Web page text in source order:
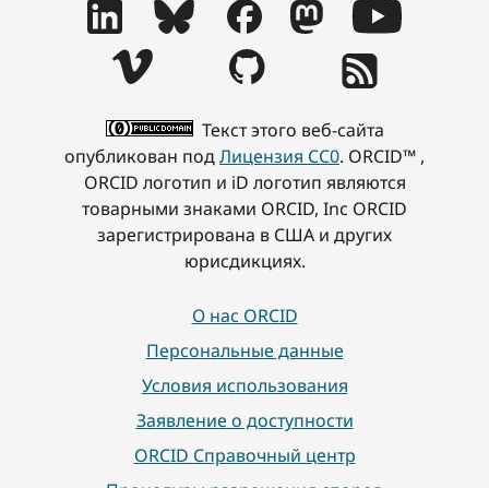
Текст этого веб-сайта
опубликован подЛицензия CC0. ORCID™ ,
ORCID логотип и iD логотип являются
товарными знаками ORCID, Inc ORCID
зарегистрирована в США и других
юрисдикциях.
О нас ORCID
Персональные данные
Условия использования
Заявление о доступности
ORCID Справочный центр